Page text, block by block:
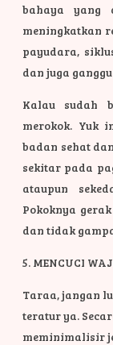
bahaya yang
meningkatkan
payudara,
dan juga
Kalau sudah
merokok. Yuk
badan sehat
sekitar pada
ataupun
Pokoknya
dan tidak
5. MENCUCI
Taraa, jangan
teratur ya.
meminimalisir